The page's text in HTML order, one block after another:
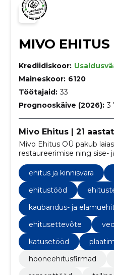
MIVO EHITUS
Krediidiskoor:
Maineskoor: 6120
Töötajaid: 33
Prognooskäive (2026): 3
Mivo Ehitus | 21
Mivo Ehitus OÜ pakub
restaureerimise ning sise-
ehitus ja kinnisvara
ehitustööd
kaubandus- ja
ehitusettevõte
katusetööd
hooneehitusfirmad